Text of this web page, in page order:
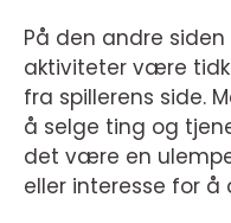
På den andre
aktiviteter være
fra spillerens side.
å selge ting og
det være en
eller interesse for å